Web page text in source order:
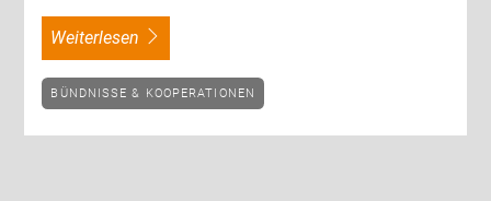
weiterlesen
BÜNDNISSE & KOOPERATIONEN